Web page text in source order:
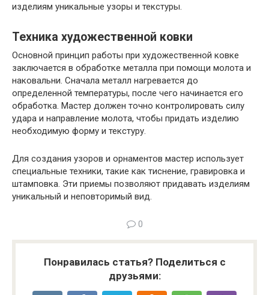
изделиям уникальные узоры и текстуры.
Техника художественной ковки
Основной принцип работы при художественной ковке
заключается в обработке металла при помощи молота и
наковальни. Сначала металл нагревается до
определенной температуры, после чего начинается его
обработка. Мастер должен точно контролировать силу
удара и направление молота, чтобы придать изделию
необходимую форму и текстуру.
Для создания узоров и орнаментов мастер использует
специальные техники, такие как тиснение, гравировка и
штамповка. Эти приемы позволяют придавать изделиям
уникальный и неповторимый вид.
0
Понравилась статья? Поделиться с
друзьями: